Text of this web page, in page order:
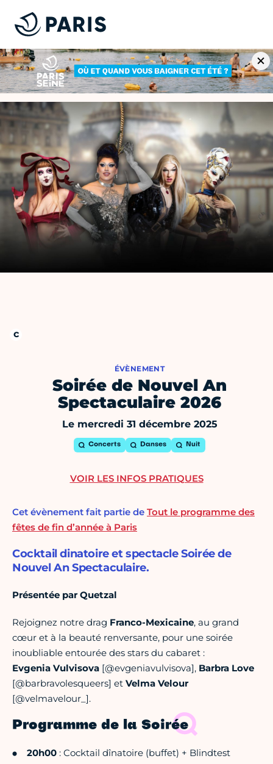
ÉVÈNEMENT
Soirée de Nouvel An
Spectaculaire 2026
Le mercredi 31 décembre 2025
Concerts Danses Nuit
Cet évènement fait partie de Tout le programme des
fêtes de fin d’année à Paris
Cocktail dinatoire et spectacle Soirée de
Nouvel An Spectaculaire.
Présentée par Quetzal
Rejoignez notre drag Franco-Mexicaine, au grand
cœur et à la beauté renversante, pour une soirée
inoubliable entourée des stars du cabaret :
Evgenia Vulvisova [@evgeniavulvisova], Barbra Love
[@barbravolesqueers] et Velma Velour
[@velmavelour_].
Programme de la Soirée
20h00 : Cocktail dînatoire (buffet) + Blindtest
VOIR LES INFOS PRATIQUES